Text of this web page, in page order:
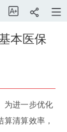
本医保
进一步优化
清算效率，